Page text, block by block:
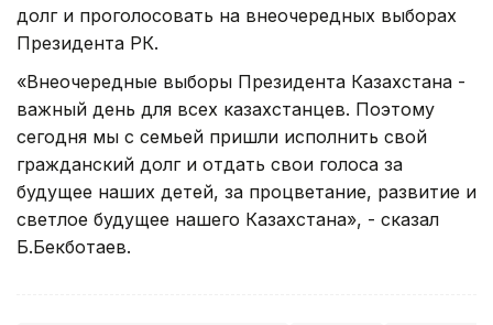
долг и проголосовать на внеочередных выборах
Президента РК.
«Внеочередные выборы Президента Казахстана -
важный день для всех казахстанцев. Поэтому
сегодня мы с семьей пришли исполнить свой
гражданский долг и отдать свои голоса за
будущее наших детей, за процветание, развитие и
светлое будущее нашего Казахстана», - сказал
Б.Бекботаев.